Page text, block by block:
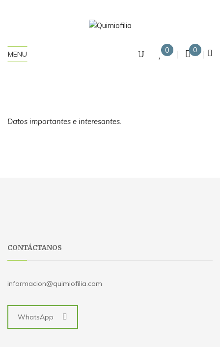
MENU 0 0
Datos importantes e interesantes.
CONTÁCTANOS
informacion@quimiofilia.com
WhatsApp